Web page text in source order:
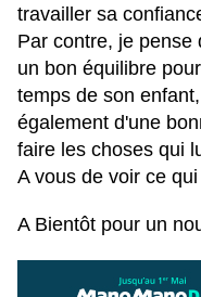
travailler sa
Par contre, je pense
un bon équilibre
temps de son
également d'une
faire les choses qui
A vous de voir ce
A Bientôt pour un